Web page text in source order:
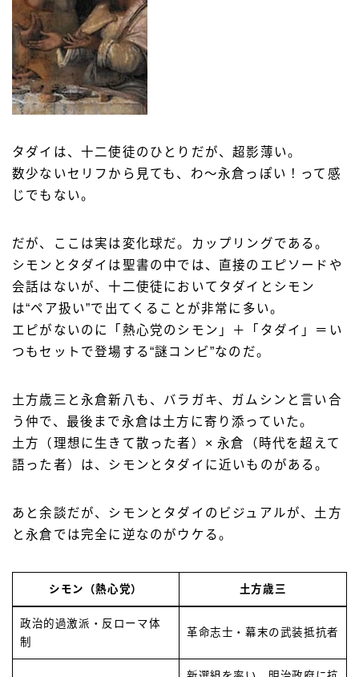
タダイは、十二使徒のひとりだが、超影薄い。
数少ないセリフから見ても、わ〜永倉っぽい！って感
じでもない。
だが、ここは実は変化球だ。カップリングである。
シモンとタダイは聖書の中では、直接のエピソードや
会話はないが、十二使徒においてタダイとシモン
は“ペア扱い”で出てくることが非常に多い。
エピがないのに「熱心党のシモン」＋「タダイ」＝い
つもセットで登場する“謎コンビ”なのだ。
土方歳三と永倉新八も、バラガキ、ガムシンと言い合
う仲で、最後まで永倉は土方に寄り添っていた。
土方（理想に生きて散った者）× 永倉（時代を超えて
語った者）は、シモンとタダイに近いものがある。
あと余談だが、シモンとタダイのビジュアルが、土方
と永倉では完全に逆なのがウケる。
シモン（熱心党） 土方歳三
政治的過激派・反ローマ体
制
革命志士・幕末の武装抵抗者